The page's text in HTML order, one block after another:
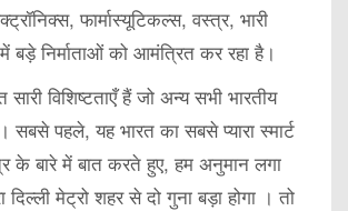
फार्मास्यूटिकल्स, वस्त्र, भारी
बड़े निर्माताओं को आमंत्रित कर रहा है।
विशिष्टताएँ हैं जो अन्य सभी भारतीय
सबसे पहले, यह भारत का सबसे प्यारा स्मार्ट
के बारे में बात करते हुए, हम अनुमान लगा
मेट्रो शहर से दो गुना बड़ा होगा । तो